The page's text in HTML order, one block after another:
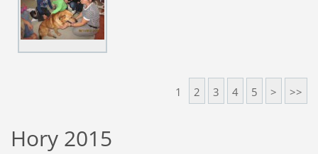
1 2 3 4 5 > >>
Hory 2015